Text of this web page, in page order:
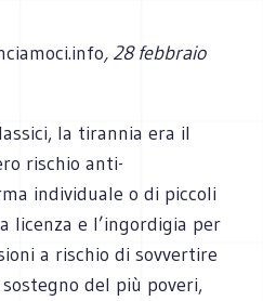
, 28 febbraio
la tirannia era il
rischio anti-
individuale o di piccoli
licenza e l’ingordigia per
a rischio di sovvertire
del più poveri,